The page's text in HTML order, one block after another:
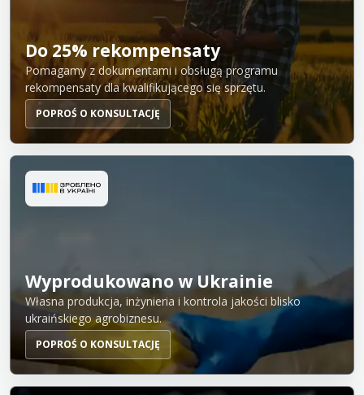
Do 25% rekompensaty
Pomagamy z dokumentami i obsługą programu
rekompensaty dla kwalifikującego się sprzętu.
POPROŚ O KONSULTACJĘ
Wyprodukowano w Ukrainie
Własna produkcja, inżynieria i kontrola jakości blisko
ukraińskiego agrobiznesu.
POPROŚ O KONSULTACJĘ